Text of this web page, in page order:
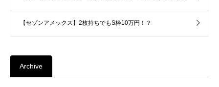
【セゾンアメックス】2枚持ちでもS枠10万円！？
Archive